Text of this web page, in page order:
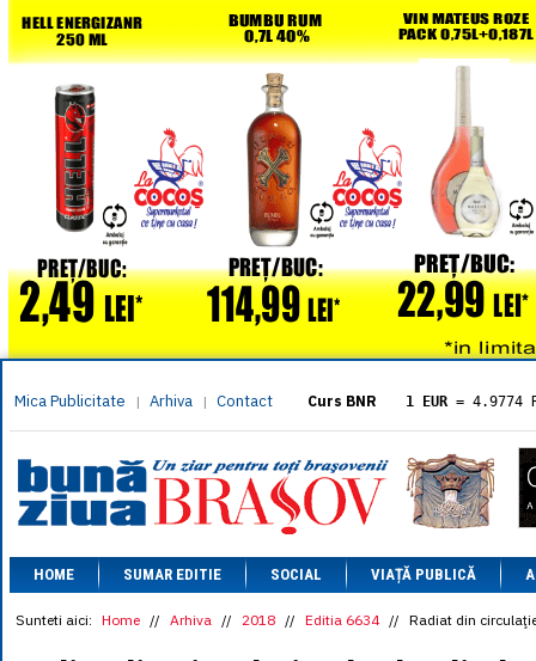
Mica Publicitate | Arhiva | Contact Curs BNR 1 EUR = 4.9774
= 5.8304
1 XAU= 464.4611
1 AED= 1.1933
1 AUD= 2.7957
1 BGN= 2.5449
1 CAD= 3.1559
1 CHF= 5.2813
1 CNY= 0.6015
HOME SUMAR EDITIE SOCIAL VIAȚĂ PUBLICĂ
Sunteti aici: Home // Arhiva // 2018 // Editia 6634 // Radiat din